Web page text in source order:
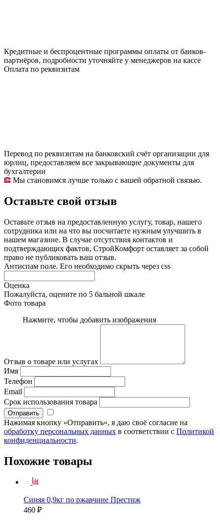
Кредитные и беспроцентные программы оплаты от банков-
партнёров, подробности уточняйте у менеджеров на кассе
Оплата по реквизитам
Перевод по реквизитам на банковский счёт организации для
юрлиц, предоставляем все закрывающие документы для
бухгалтерии
Мы становимся лучше только с вашей обратной связью.
Оставьте свой отзыв
Оставьте отзыв на предоставленную услугу, товар, нашего
сотрудника или на что вы посчитаете нужным улучшить в
нашем магазине. В случае отсутствия контактов и
подтверждающих фактов, СтройКомфорт оставляет за собой
право не публиковать ваш отзыв.
Антиспам поле. Его необходимо скрыть через css
Оценка
Пожалуйста, оцените по 5 бальной шкале
Фото товара
Нажмите, чтобы добавить изображения
Отзыв о товаре или услугах
Имя
Телефон
Email
Срок использования товара
Нажимая кнопку «Отправить», я даю своё согласие на
обработку персональных данных в соответствии с Политикой
конфиденциальности.
Похожие товары
Синяя 0,9кг по ржавчине Престиж
460 ₽